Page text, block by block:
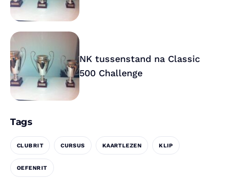
NK tussenstand na Classic
500 Challenge
Tags
CLUBRIT CURSUS KAARTLEZEN KLIP
OEFENRIT